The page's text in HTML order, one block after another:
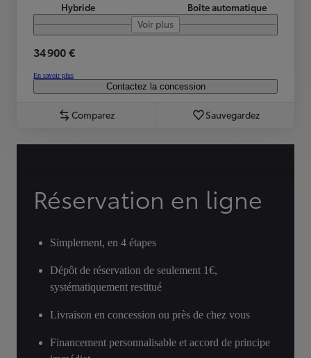
Hybride
Boîte automatique
Voir plus
34 900 €
En savoir plus
Contactez la concession
Comparez Sauvegardez
Réservation en ligne
Simplement, en 4 étapes
Dépôt de réservation de seulement 1€,
systématiquement restitué
Livraison en concession ou près de chez vous
Financement personnalisable et accord de principe